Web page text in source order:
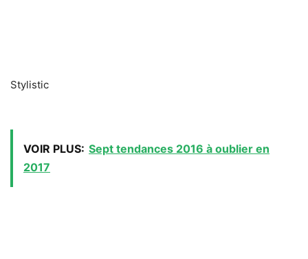
Stylistic
VOIR PLUS: Sept tendances 2016 à oublier en
2017